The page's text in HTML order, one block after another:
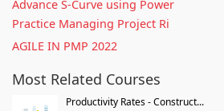
Advance S-Curve using Power
Practice Managing Project Ri
AGILE IN PMP 2022
Most Related Courses
Productivity Rates - Construct...